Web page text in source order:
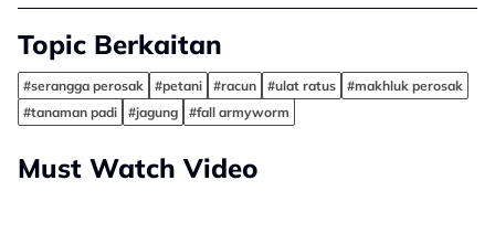
Topic Berkaitan
#serangga perosak #petani #racun #ulat ratus
#makhluk perosak
#tanaman padi
#jagung #fall armyworm
Must Watch Video